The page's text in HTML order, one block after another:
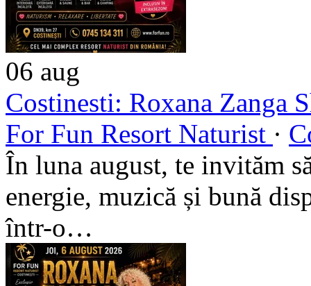
06 aug
Costinesti: Roxana Zanga
For Fun Resort Naturist ·
În luna august, te invităm
energie, muzică și bună
într-o…